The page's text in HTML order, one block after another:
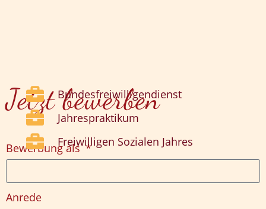
Bundesfreiwilligendienst
Jahrespraktikum
Freiwilligen Sozialen Jahres
Jetzt bewerben
Bewerbung als
Anrede